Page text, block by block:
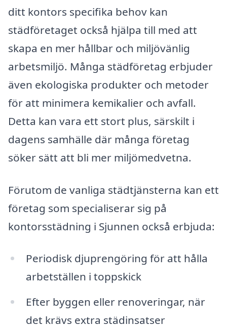
ditt kontors specifika behov kan
städföretaget också hjälpa till med att
skapa en mer hållbar och miljövänlig
arbetsmiljö. Många städföretag erbjuder
även ekologiska produkter och metoder
för att minimera kemikalier och avfall.
Detta kan vara ett stort plus, särskilt i
dagens samhälle där många företag
söker sätt att bli mer miljömedvetna.
Förutom de vanliga städtjänsterna kan ett
företag som specialiserar sig på
kontorsstädning i Sjunnen också erbjuda:
Periodisk djuprengöring för att hålla
arbetställen i toppskick
Efter byggen eller renoveringar, när
det krävs extra städinsatser